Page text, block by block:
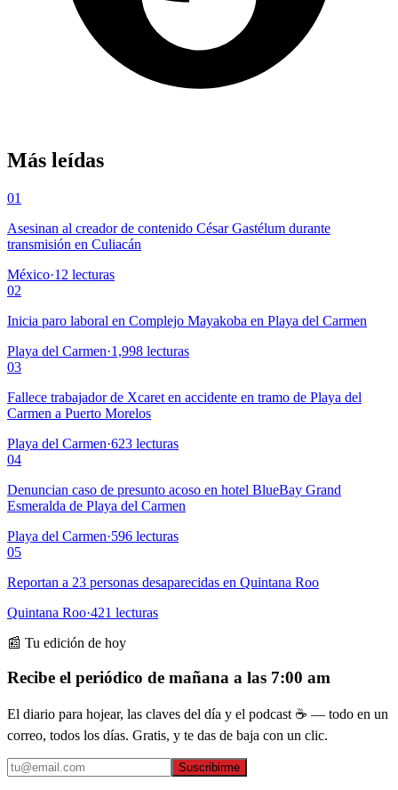
Más leídas
01
Asesinan al creador de contenido César Gastélum durante
transmisión en Culiacán
México·12 lecturas
02
Inicia paro laboral en Complejo Mayakoba en Playa del Carmen
Playa del Carmen·1,998 lecturas
03
Fallece trabajador de Xcaret en accidente en tramo de Playa del
Carmen a Puerto Morelos
Playa del Carmen·623 lecturas
04
Denuncian caso de presunto acoso en hotel BlueBay Grand
Esmeralda de Playa del Carmen
Playa del Carmen·596 lecturas
05
Reportan a 23 personas desaparecidas en Quintana Roo
Quintana Roo·421 lecturas
📰 Tu edición de hoy
Recibe el periódico de mañana a las 7:00 am
El diario para hojear, las claves del día y el podcast ☕ — todo en un
correo, todos los días. Gratis, y te das de baja con un clic.
Suscribirme